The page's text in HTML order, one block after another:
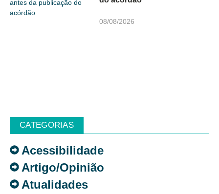
08/08/2026
CATEGORIAS
Acessibilidade
Artigo/Opinião
Atualidades